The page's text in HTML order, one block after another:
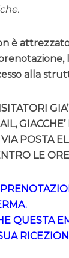
è
alla
POSTA
LE
QUESTA